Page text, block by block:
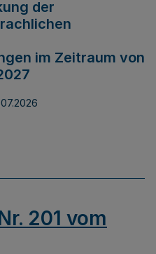
der
im Zeitraum von
201 vom